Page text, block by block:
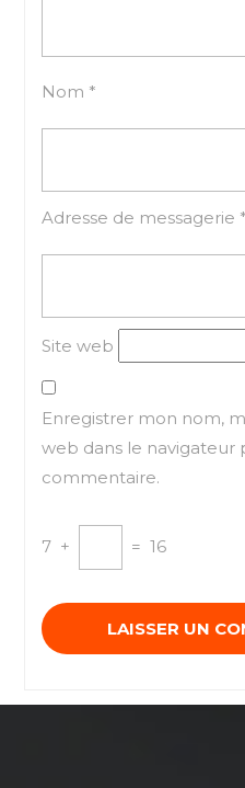
Nom *
Adresse de messagerie *
Site web
Enregistrer mon nom,
web dans le navigateur
commentaire.
7 + = 16